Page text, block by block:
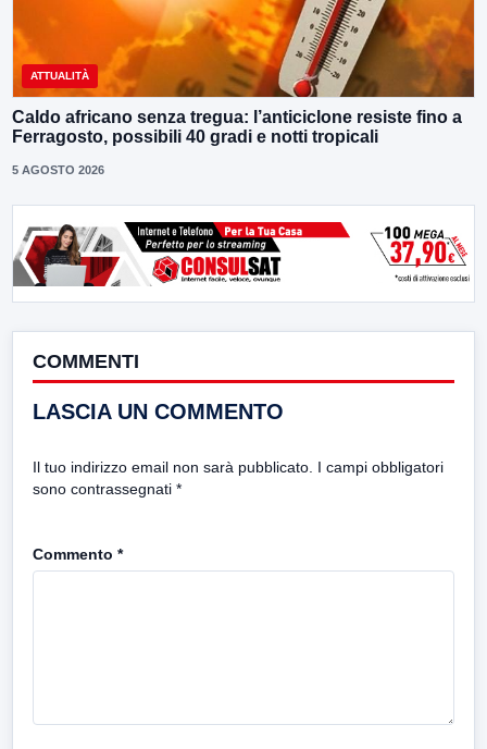
ATTUALITÀ
Caldo africano senza tregua: l’anticiclone resiste fino a
Ferragosto, possibili 40 gradi e notti tropicali
5 AGOSTO 2026
COMMENTI
LASCIA UN COMMENTO
Il tuo indirizzo email non sarà pubblicato. I campi obbligatori
sono contrassegnati *
Commento *